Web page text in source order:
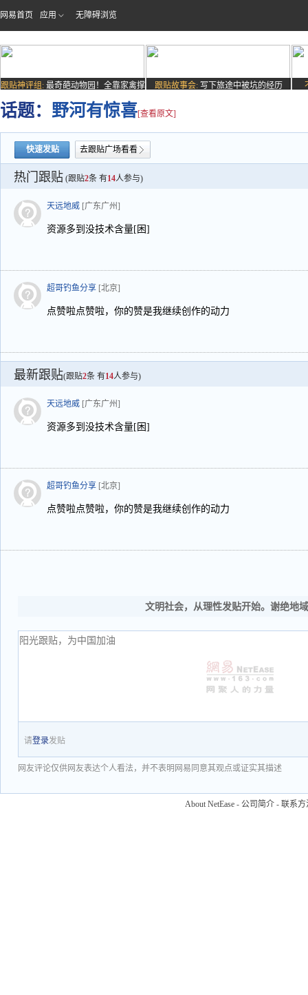
网易首页 应用 无障碍浏览
跟贴神评组: 最奇葩动物园！全靠家禽撑
场子
跟贴故事会: 写下旅途中被坑的经历
话题： 野河有惊喜[查看原文]
快速发贴 去跟贴广场看看
热门跟贴 (跟贴2条 有14人参与)
天远地威 [广东广州]
资源多到没技术含量[困]
超哥钓鱼分享 [北京]
点赞啦点赞啦，你的赞是我继续创作的动力
最新跟贴(跟贴2条 有14人参与)
天远地威 [广东广州]
资源多到没技术含量[困]
超哥钓鱼分享 [北京]
点赞啦点赞啦，你的赞是我继续创作的动力
文明社会，从理性发贴开始。谢绝地
请登录发贴
网友评论仅供网友表达个人看法，并不表明网易同意其观点或证实其描述
About NetEase - 公司简介 - 联系方